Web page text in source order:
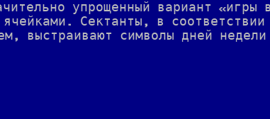
упрощенный вариант «игры
Сектанты, в
выстраивают символы дней